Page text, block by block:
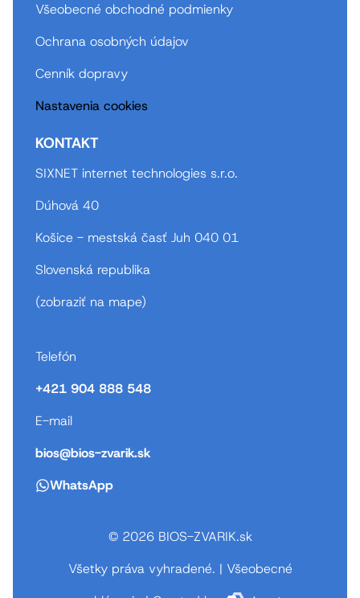
Všeobecné obchodné podmienky
Ochrana osobných údajov
Cenník dopravy
Nastavenia cookies
KONTAKT
SIXNET internet technologies s.r.o.
Dúhová 40
Košice - mestská časť Juh 040 01
Slovenská republika
(zobraziť na mape)
Telefón
+421 904 888 548
E-mail
bios@bios-zvarik.sk
WhatsApp
© 2026 BIOS-ZVARIK.sk
Všetky práva vyhradené. | Všeobecné